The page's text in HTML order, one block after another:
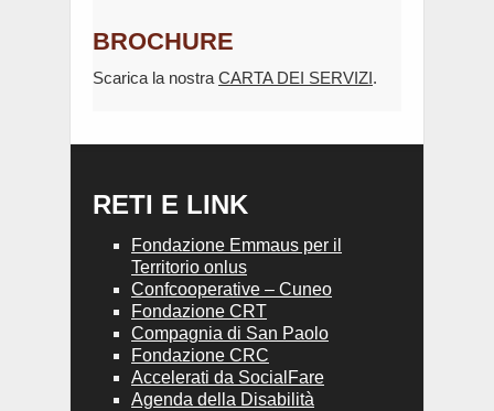
BROCHURE
Scarica la nostraCARTA DEI SERVIZI.
RETI E LINK
Fondazione Emmaus per il
Territorio onlus
Confcooperative – Cuneo
Fondazione CRT
Compagnia di San Paolo
Fondazione CRC
Accelerati da SocialFare
Agenda della Disabilità